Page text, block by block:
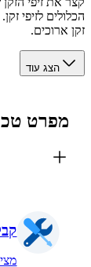
הצג עוד
טכני
קבלו
מציאת